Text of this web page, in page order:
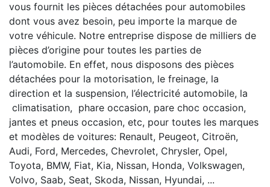
vous fournit les pièces détachées pour automobiles
dont vous avez besoin, peu importe la marque de
votre véhicule. Notre entreprise dispose de milliers de
pièces d’origine pour toutes les parties de
l’automobile. En effet, nous disposons des pièces
détachées pour la motorisation, le freinage, la
direction et la suspension, l’électricité automobile, la
climatisation, phare occasion, pare choc occasion,
jantes et pneus occasion, etc, pour toutes les marques
et modèles de voitures: Renault, Peugeot, Citroën,
Audi, Ford, Mercedes, Chevrolet, Chrysler, Opel,
Toyota, BMW, Fiat, Kia, Nissan, Honda, Volkswagen,
Volvo, Saab, Seat, Skoda, Nissan, Hyundai, ...